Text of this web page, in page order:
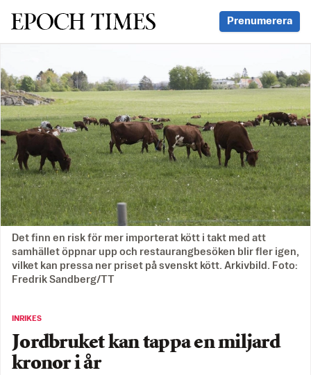
Svenska Epoch Times Prenumerera
Det finn en risk för mer importerat kött i takt med att
samhället öppnar upp och restaurangbesöken blir fler igen,
vilket kan pressa ner priset på svenskt kött. Arkivbild. Foto:
Fredrik Sandberg/TT
INRIKES
Jordbruket kan tappa en miljard
kronor i år